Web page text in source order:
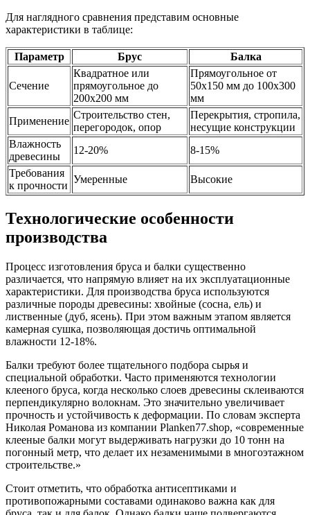
Для наглядного сравнения представим основные
характеристики в таблице:
Параметр Брус Балка
Сечение
Квадратное или
прямоугольное до
200х200 мм
Прямоугольное от
50х150 мм до 100х300
мм
Применение
Строительство стен,
перегородок, опор
Перекрытия, стропила,
несущие конструкции
Влажность
древесины
12-20%
8-15%
Требования
к прочности
Умеренные Высокие
Технологические особенности
производства
Процесс изготовления бруса и балки существенно
различается, что напрямую влияет на их эксплуатационные
характеристики. Для производства бруса используются
различные породы древесины: хвойные (сосна, ель) и
лиственные (дуб, ясень). При этом важным этапом является
камерная сушка, позволяющая достичь оптимальной
влажности 12-18%.
Балки требуют более тщательного подбора сырья и
специальной обработки. Часто применяются технологии
клееного бруса, когда несколько слоев древесины склеиваются
перпендикулярно волокнам. Это значительно увеличивает
прочность и устойчивость к деформации. По словам эксперта
Николая Романова из компании Planken77.shop, «современные
клееные балки могут выдерживать нагрузки до 10 тонн на
погонный метр, что делает их незаменимыми в многоэтажном
строительстве.»
Стоит отметить, что обработка антисептиками и
противопожарными составами одинаково важна как для